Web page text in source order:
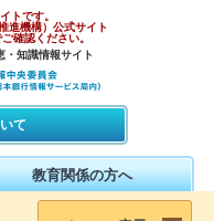
トです。
進機構）公式サイト
ご確認ください。
・知識情報サイト
て
教育関係の方へ